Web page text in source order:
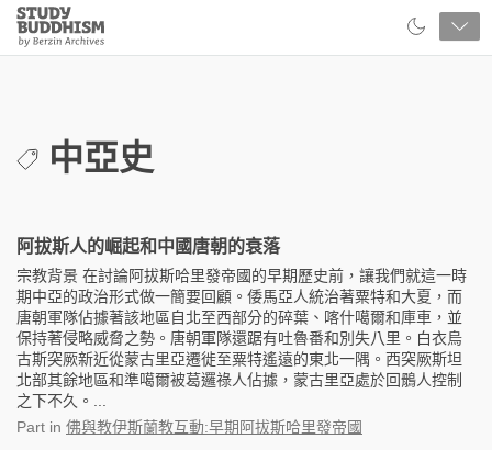
Close
Study
Buddhism
中亞史
阿拔斯人的崛起和中國唐朝的衰落
宗教背景 在討論阿拔斯哈里發帝國的早期歷史前，讓我們就這一時
期中亞的政治形式做一簡要回顧。倭馬亞人統治著粟特和大夏，而
唐朝軍隊佔據著該地區自北至西部分的碎葉、喀什噶爾和庫車，並
保持著侵略威脅之勢。唐朝軍隊還踞有吐魯番和別失八里。白衣烏
古斯突厥新近從蒙古里亞遷徙至粟特遙遠的東北一隅。西突厥斯坦
北部其餘地區和準噶爾被葛邏祿人佔據，蒙古里亞處於回鶻人控制
之下不久。...
Part in 佛與教伊斯蘭教互動:早期阿拔斯哈里發帝國